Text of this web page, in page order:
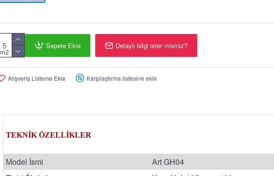
m2
Sepete Ekle Detaylı bilgi ister misiniz?
Alışveriş Listeme Ekle Karşılaştırma listesine ekle
TEKNİK ÖZELLİKLER
Model İsmi
Art GH04